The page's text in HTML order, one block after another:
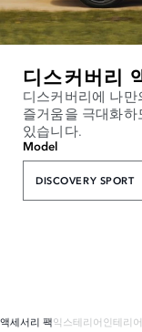
디스커버리
디스커버리에 나
즐거움을 극대화
있습니다.
Model
DISCOVERY SPORT
액세서리 팩익스테리어인테리어